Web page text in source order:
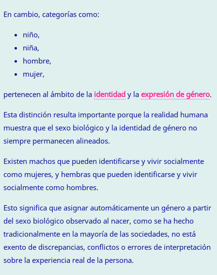
En cambio, categorías como:
niño,
niña,
hombre,
mujer,
pertenecen al ámbito de la identidady la expresión de género.
Esta distinción resulta importante porque la realidad humana
muestra que el sexo biológico y la identidad de género no
siempre permanecen alineados.
Existen machos que pueden identificarse y vivir socialmente
como mujeres, y hembras que pueden identificarse y vivir
socialmente como hombres.
Esto significa que asignar automáticamente un género a partir
del sexo biológico observado al nacer, como se ha hecho
tradicionalmente en la mayoría de las sociedades, no está
exento de discrepancias, conflictos o errores de interpretación
sobre la experiencia real de la persona.